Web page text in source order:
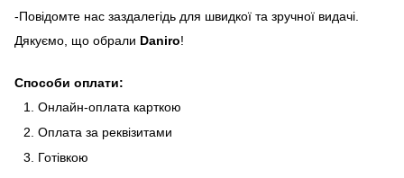
-Повідомте нас заздалегідь для швидкої та зручної видачі.
Дякуємо, що обрали Daniro!
Способи оплати:
Онлайн-оплата карткою
Оплата за реквізитами
Готівкою